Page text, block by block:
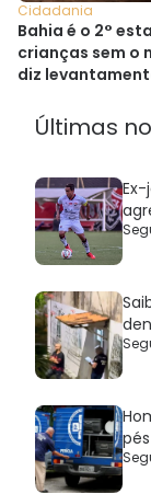
Cidadania
Bahia é o 2°
crianças sem o
diz
Últimas